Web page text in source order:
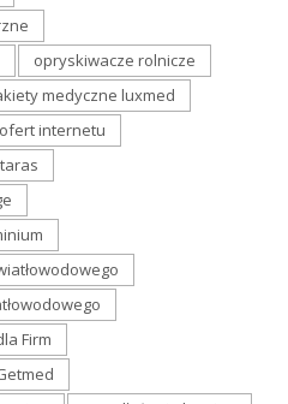
opryskiwacze rolnicze
medyczne luxmed
internetu
Firm